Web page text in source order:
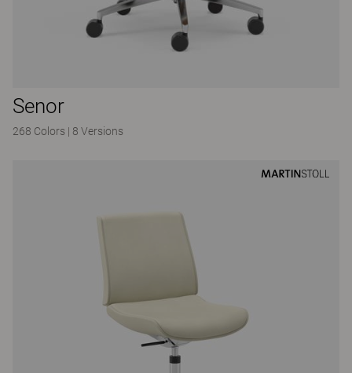
Senor
268 Colors | 8 Versions